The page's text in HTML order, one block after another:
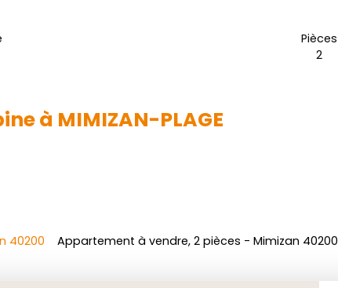
Pièces
2
à MIMIZAN-PLAGE
40200 Appartement à vendre, 2 pièces - Mimizan 40200